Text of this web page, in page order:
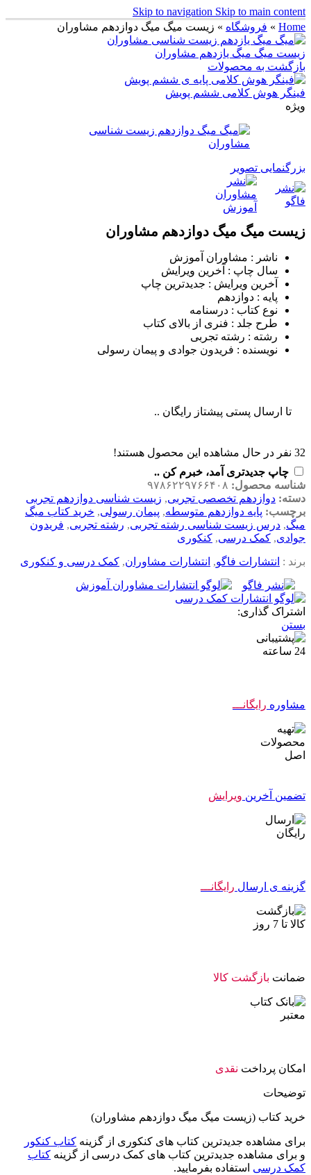
Skip to navigation Skip to main content
Home
» فروشگاه » زیست میگ میگ دوازدهم مشاوران
زیست میگ میگ یازدهم مشاوران
بازگشت به محصولات
فینگر هوش کلامی ششم پویش
ویژه
بزرگنمایی تصویر
زیست میگ میگ دوازدهم مشاوران
ناشر : مشاوران آموزش
سال چاپ : آخرین ویرایش
آخرین ویرایش : جدیدترین چاپ
پایه : دوازدهم
نوع کتاب : درسنامه
طرح جلد : فنری از بالای کتاب
رشته : رشته تجربی
نویسنده : فریدون جوادی و پیمان رسولی
تا ارسال پستی پیشتاز رایگان ..
32 نفر در حال مشاهده این محصول هستند!
چاپ جدیدتری آمد، خبرم کن ..
شناسه محصول: ۹۷۸۶۲۲۹۷۶۶۴۰۸
دسته: دوازدهم تخصصی تجربی, زیست شناسی دوازدهم تجربی
برچسب: پایه دوازدهم متوسطه, پیمان رسولی, خرید کتاب میگ
میگ, درس زیست شناسی رشته تجربی, رشته تجربی, فریدون
جوادی, کمک درسی, کنکوری
برند : انتشارات فاگو, انتشارات مشاوران, کمک درسی و کنکوری
اشتراک گذاری:
بستن
مشاوره رایگانـــ
تضمین آخرین ویرایش
گزینه ی ارسال رایگانـــ
ضمانت بازگشت کالا
امکان پرداخت نقدی
توضیحات
خرید کتاب (زیست میگ میگ دوازدهم مشاوران)
برای مشاهده جدیدترین کتاب های کنکوری از گزینه کتاب کنکور
و برای مشاهده جدیدترین کتاب های کمک درسی از گزینه کتاب
کمک درسی استفاده بفرمایید.